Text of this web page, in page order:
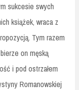
sukcesie swych
książek, wraca z
Tym razem
on męską
i pod ostrzałem
Romanowskiej